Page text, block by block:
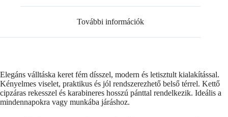
További információk
Elegáns válltáska keret fém dísszel, modern és letisztult kialakítással.
Kényelmes viselet, praktikus és jól rendszerezhető belső térrel. Kettő
cipzáras rekesszel és karabineres hosszú pánttal rendelkezik. Ideális a
mindennapokra vagy munkába járáshoz.